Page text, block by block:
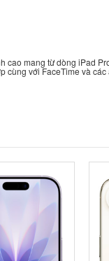
cao mang từ dòng iPad
với FaceTime và